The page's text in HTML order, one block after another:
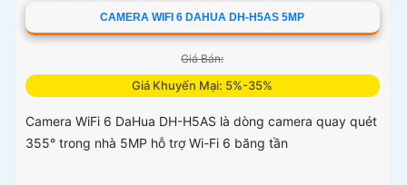
CAMERA WIFI 6 DAHUA DH-H5AS 5MP
Giá Bán:
Giá Khuyến Mại: 5%-35%
Camera WiFi 6 DaHua DH-H5AS là dòng camera quay quét
355° trong nhà 5MP hỗ trợ Wi-Fi 6 băng tần